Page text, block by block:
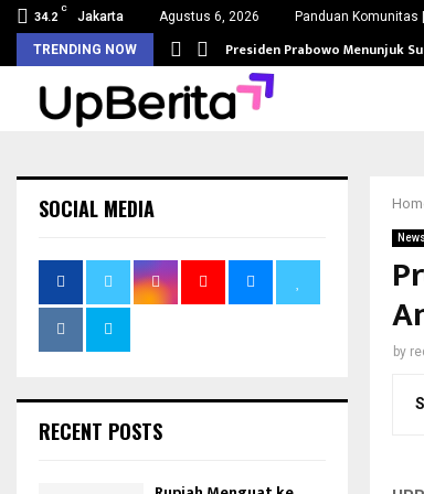
34.2
C
Jakarta Agustus 6, 2026 Panduan Komunitas
TRENDING NOW
Pengadaan… Presiden Prabowo Menunjuk
News
by
SOCIAL MEDIA
RECENT POSTS